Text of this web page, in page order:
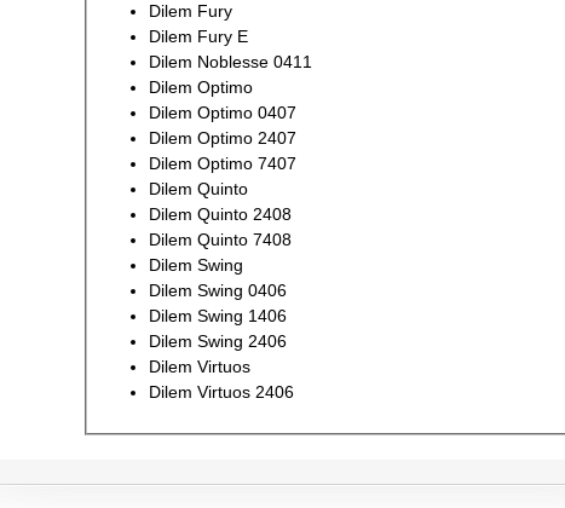
Dilem Fury
Dilem Fury E
Dilem Noblesse 0411
Dilem Optimo
Dilem Optimo 0407
Dilem Optimo 2407
Dilem Optimo 7407
Dilem Quinto
Dilem Quinto 2408
Dilem Quinto 7408
Dilem Swing
Dilem Swing 0406
Dilem Swing 1406
Dilem Swing 2406
Dilem Virtuos
Dilem Virtuos 2406